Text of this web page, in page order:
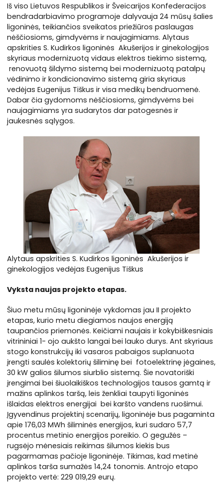
Iš viso Lietuvos Respublikos ir Šveicarijos Konfederacijos
bendradarbiavimo programoje dalyvauja 24 mūsų šalies
ligoninės, teikiančios sveikatos priežiūros paslaugas
nėščiosioms, gimdyvėms ir naujagimiams. Alytaus
apskrities S. Kudirkos ligoninės Akušerijos ir ginekologijos
skyriaus modernizuotą vidaus elektros tiekimo sistemą,
renovuotą šildymo sistemą bei modernizuotą patalpų
vėdinimo ir kondicionavimo sistemą giria skyriaus
vedėjas Eugenijus Tiškus ir visa medikų bendruomenė.
Dabar čia gydomoms nėščiosioms, gimdyvėms bei
naujagimiams yra sudarytos dar patogesnės ir
jaukesnės sąlygos.
Alytaus apskrities S. Kudirkos ligoninės Akušerijos ir
ginekologijos vedėjas Eugenijus Tiškus
Vyksta naujas projekto etapas.
Šiuo metu mūsų ligoninėje vykdomas jau II projekto
etapas, kurio metu diegiamos naujos energiją
taupančios priemonės. Keičiami naujais ir kokybiškesniais
vitrininiai 1- ojo aukšto langai bei lauko durys. Ant skyriaus
stogo konstrukcijų iki vasaros pabaigos suplanuota
įrengti saulės kolektorių šiliminę bei fotoelektrinę jėgaines,
30 kW galios šilumos siurblio sistemą. Šie novatoriški
įrengimai bei šiuolaikiškos technologijos tausos gamtą ir
mažins aplinkos taršą, leis ženkliai taupyti ligoninės
išlaidas elektros energijai bei karšto vandens ruošimui.
Įgyvendinus projektinį scenarijų, ligoninėje bus pagaminta
apie 176,03 MWh šiliminės energijos, kuri sudaro 57,7
procentus metinio energijos poreikio. O gegužės –
rugsėjo mėnesiais reikimas šilumos kiekis bus
pagarmamas pačioje ligoninėje. Tikimas, kad metinė
aplinkos tarša sumažės 14,24 tonomis. Antrojo etapo
projekto vertė: 229 019,29 eurų.